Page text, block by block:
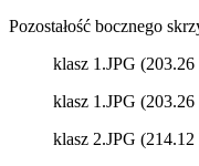
Pozostałość bocznego
klasz 1.JPG
klasz 1.JPG
klasz 2.JPG